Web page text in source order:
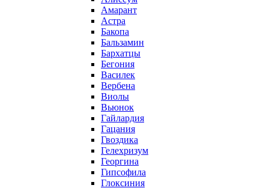
Амарант
Астра
Бакопа
Бальзамин
Бархатцы
Бегония
Василек
Вербена
Виолы
Вьюнок
Гайлардия
Гацания
Гвоздика
Гелехризум
Георгина
Гипсофила
Глоксиния